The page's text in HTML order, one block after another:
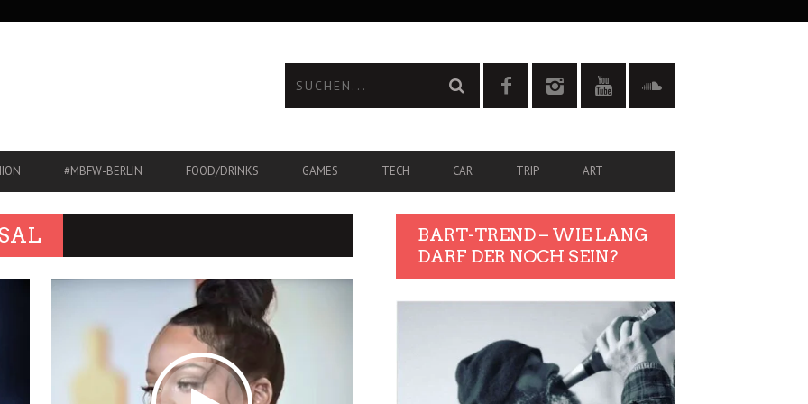
#MBFW-BERLIN FOOD/DRINKS GAMES TECH CAR TRIP ART
BART-TREND – WIE LANG
DARF DER NOCH SEIN?